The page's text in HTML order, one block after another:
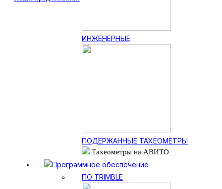
ИНЖЕНЕРНЫЕ
ПОДЕРЖАННЫЕ ТАХЕОМЕТРЫ
Тахеометры на АВИТО
Программное обеспечение
ПО TRIMBLE